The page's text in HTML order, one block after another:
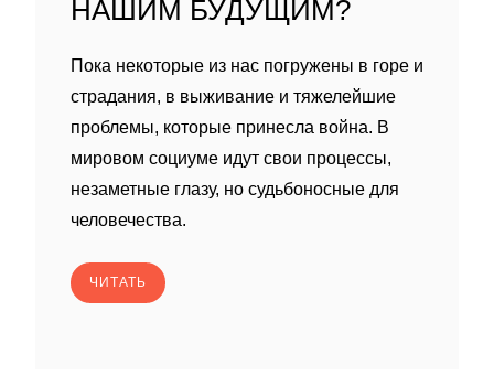
НАШИМ БУДУЩИМ?
Пока некоторые из нас погружены в горе и
страдания, в выживание и тяжелейшие
проблемы, которые принесла война. В
мировом социуме идут свои процессы,
незаметные глазу, но судьбоносные для
человечества.
ЧИТАТЬ